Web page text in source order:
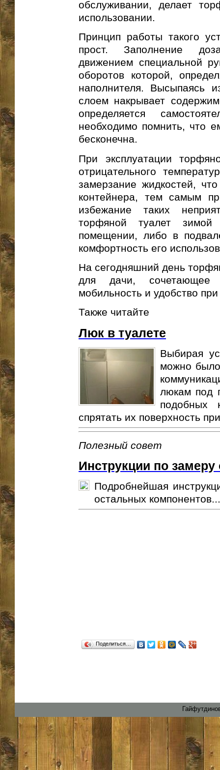
обслуживании, делает
использовании.
Принцип работы такого
прост. Заполнение
движением специальной
оборотов которой,
наполнителя. Высыпаясь
слоем накрывает
определяется
необходимо помнить, что
бесконечна.
При эксплуатации
отрицательного
замерзание жидкостей,
контейнера, тем самым
избежание таких
торфяной туалет
помещении, либо в
комфортность его
На сегодняшний день
для дачи, сочетающее
мобильность и удобство
Также читайте
Люк в туалете
Выбирая
можно
люкам под
подобных
спрятать их поверхность
Полезный совет
Инструкции по замеру
Подробнейшая
остальных
Поделиться…